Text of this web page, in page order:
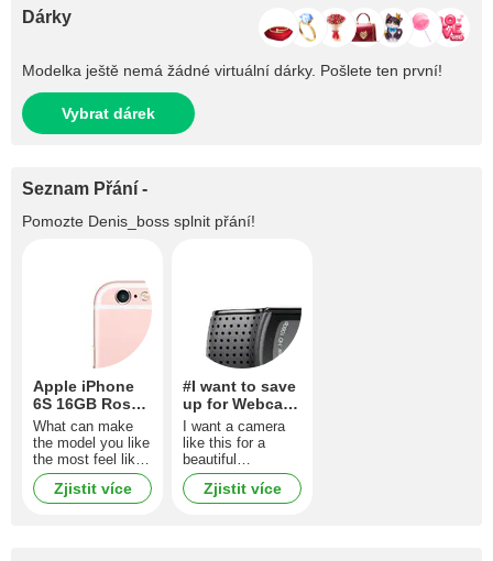
Dárky
Modelka ještě nemá žádné virtuální dárky. Pošlete ten první!
Vybrat dárek
Seznam Přání -
Pomozte Denis_boss splnit přání!
Apple iPhone
6S 16GB Rose
Gold
What can make
the model you like
the most feel like
on the top of the
world if it’s not
new iPhone 6S?
Zjistit více
#I want to save
up for Webcam
HD Pro C920,
Logitech
I want a camera
like this for a
beautiful
broadcast. Believe
me, it will be cool.
Zjistit více